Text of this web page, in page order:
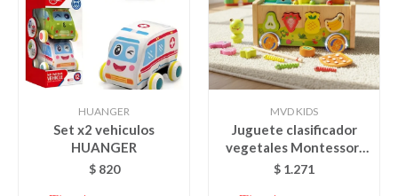
HUANGER
Set x2 vehiculos
HUANGER
$ 820
MVD KIDS
Juguete clasificador
vegetales Montessori
Encastre Didáctico
$ 1.271